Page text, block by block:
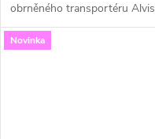
obrněného transportéru Alvis
Saracen Mk.5 v oblíbeném
měřítku 1:35. Tato precizní
Novinka